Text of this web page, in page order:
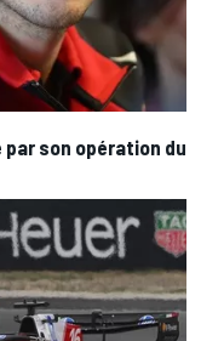
son opération du